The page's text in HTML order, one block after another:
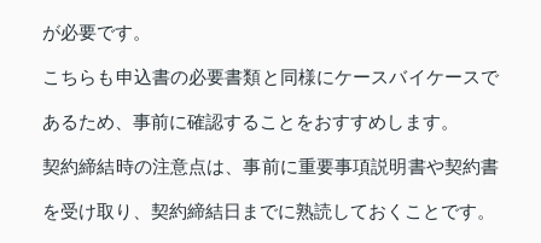
が必要です。
こちらも申込書の必要書類と同様にケースバイケースで
あるため、事前に確認することをおすすめします。
契約締結時の注意点は、事前に重要事項説明書や契約書
を受け取り、契約締結日までに熟読しておくことです。